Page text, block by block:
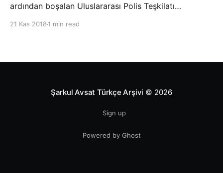
ardından boşalan Uluslararası Polis Teşkilatı
21 Kas 2018 1 min read
Şarkul Avsat Türkçe Arşivi © 2026
Sign up
Powered by Ghost